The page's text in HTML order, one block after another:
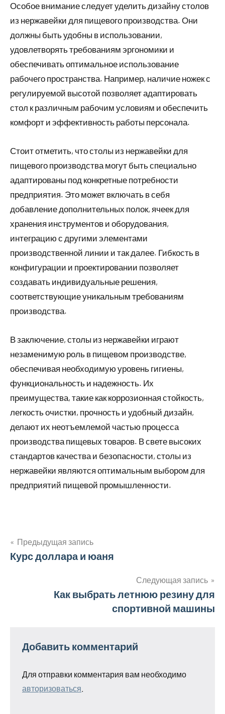
Особое внимание следует уделить дизайну столов
из нержавейки для пищевого производства. Они
должны быть удобны в использовании,
удовлетворять требованиям эргономики и
обеспечивать оптимальное использование
рабочего пространства. Например, наличие ножек с
регулируемой высотой позволяет адаптировать
стол к различным рабочим условиям и обеспечить
комфорт и эффективность работы персонала.
Стоит отметить, что столы из нержавейки для
пищевого производства могут быть специально
адаптированы под конкретные потребности
предприятия. Это может включать в себя
добавление дополнительных полок, ячеек для
хранения инструментов и оборудования,
интеграцию с другими элементами
производственной линии и так далее. Гибкость в
конфигурации и проектировании позволяет
создавать индивидуальные решения,
соответствующие уникальным требованиям
производства.
В заключение, столы из нержавейки играют
незаменимую роль в пищевом производстве,
обеспечивая необходимую уровень гигиены,
функциональность и надежность. Их
преимущества, такие как коррозионная стойкость,
легкость очистки, прочность и удобный дизайн,
делают их неотъемлемой частью процесса
производства пищевых товаров. В свете высоких
стандартов качества и безопасности, столы из
нержавейки являются оптимальным выбором для
предприятий пищевой промышленности.
Навигация
записям
Предыдущая запись
Курс доллара и юаня
Следующая запись
Как выбрать летнюю резину для
спортивной машины
Добавить комментарий
Для отправки комментария вам необходимо
авторизоваться